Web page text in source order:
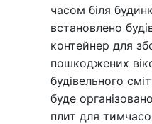
часом біля
встановлено
контейнер для
пошкоджених
будівельного
буде
плит для